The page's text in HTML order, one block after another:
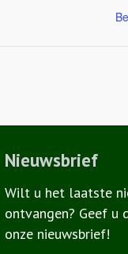
Nieuwsbrief
Wilt u het laatste
ontvangen? Geef u
onze nieuwsbrief!